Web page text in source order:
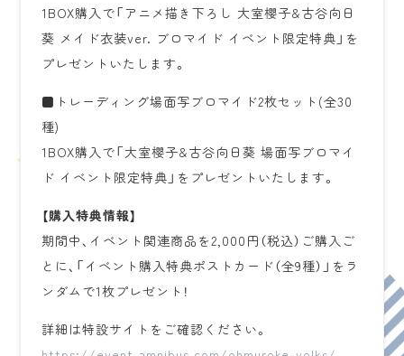
1BOX購入で「アニメ描き下ろし 大室櫻子&古谷向日
葵 メイド衣装ver. ブロマイド イベント限定特典」を
プレゼントいたします。
■トレーディング場面写ブロマイド2枚セット(全30
種)
1BOX購入で「大室櫻子&古谷向日葵 場面写ブロマイ
ド イベント限定特典」をプレゼントいたします。
【購入特典情報】
期間中、イベント関連商品を2,000円（税込）ご購入ご
とに、「イベント購入特典ポストカード（全9種）」をラ
ンダムで1枚プレゼント！
詳細は特設サイトをご確認ください。